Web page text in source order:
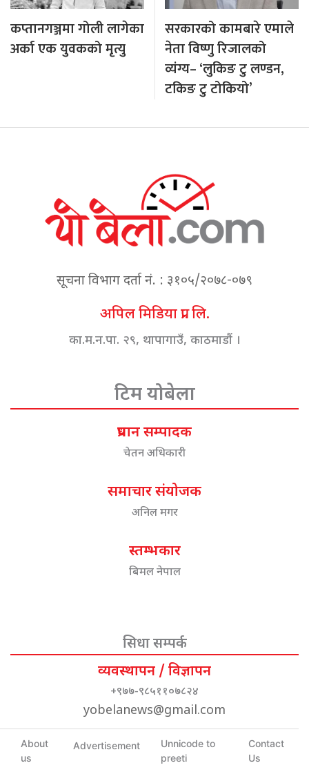
कप्तानगञ्जमा गोली लागेका
अर्का एक युवकको मृत्यु
सरकारको कामबारे एमाले
नेता विष्णु रिजालको
व्यंग्य– ‘लुकिङ टु लण्डन,
टकिङ टु टोकियो’
सूचना विभाग दर्ता नं. : ३१०५/२०७८-०७९
अपिल मिडिया प्रा. लि.
का.म.न.पा. २९, थापागाउँ, काठमाडौं ।
टिम योबेला
प्रधान सम्पादक
चेतन अधिकारी
समाचार संयोजक
अनिल मगर
स्तम्भकार
बिमल नेपाल
सिधा सम्पर्क
व्यवस्थापन / विज्ञापन
+९७७-९८५११०७८२४
yobelanews@gmail.com
About
us
Advertisement
Unnicode to
preeti
Contact
Us